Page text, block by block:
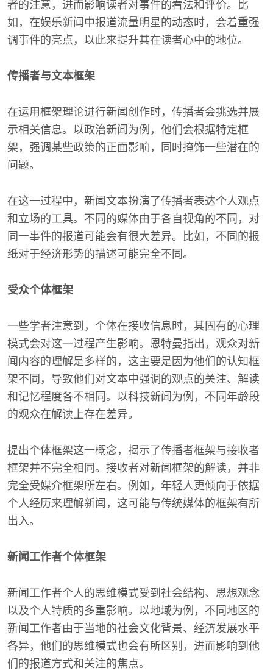
者的注意，进而影响读者对事件的看法和评价。比
如，在娱乐新闻中报道流量明星的动态时，会着重强
调事件的亮点，以此来提升其在读者心中的地位。
传播者与文本框架
在运用框架理论进行新闻创作时，传播者会挑选并展
示相关信息。以政治新闻为例，他们会根据特定框
架，强调某些政策的正面影响，同时掩饰一些潜在的
问题。
在这一过程中，新闻文本扮演了传播者表达个人观点
和立场的工具。不同的媒体由于各自视角的不同，对
同一事件的报道可能会有很大差异。比如，不同的报
纸对于经济形势的描述可能完全不同。
受众个体框架
一些学者注意到，个体在接收信息时，其固有的心理
模式会对这一过程产生影响。恩特曼指出，观众对新
闻内容的理解是多样的，这主要是因为他们的认知框
架不同，导致他们对文本中强调的观点的关注、解读
和记忆程度各不相同。以科技新闻为例，不同年龄段
的观众在解读上存在差异。
提出个体框架这一概念，揭示了传播者框架与接收者
框架并不完全相同。接收者对新闻框架的解读，并非
完全受媒介框架所左右。例如，年轻人更倾向于依据
个人经历来理解新闻，这可能与传统媒体的框架有所
出入。
新闻工作者个体框架
新闻工作者个人的思维模式受到社会结构、思想观念
以及个人特质的多重影响。以地域为例，不同地区的
新闻工作者由于当地的社会文化背景、经济发展水平
各异，他们的思维模式也会有所区别，进而影响到他
们的报道方式和关注的焦点。